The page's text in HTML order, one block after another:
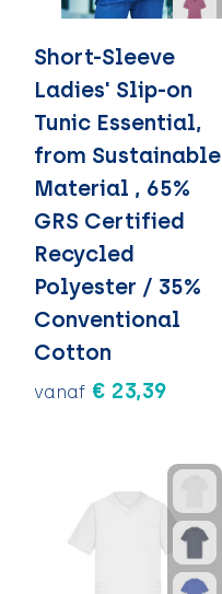
Short-Sleeve
Ladies' Slip-on
Tunic Essential,
from Sustainable
Material , 65%
GRS Certified
Recycled
Polyester / 35%
Conventional
Cotton
vanaf € 23,39